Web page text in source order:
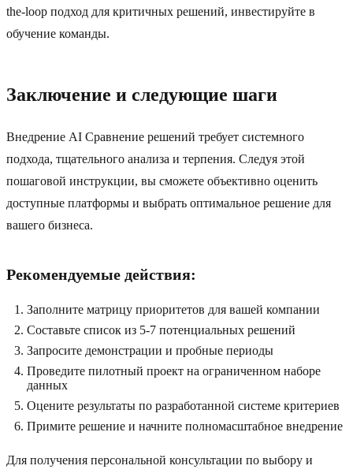
the-loop подход для критичных решений, инвестируйте в
обучение команды.
Заключение и следующие шаги
Внедрение AI Сравнение решений требует системного
подхода, тщательного анализа и терпения. Следуя этой
пошаговой инструкции, вы сможете объективно оценить
доступные платформы и выбрать оптимальное решение для
вашего бизнеса.
Рекомендуемые действия:
Заполните матрицу приоритетов для вашей компании
Составьте список из 5-7 потенциальных решений
Запросите демонстрации и пробные периоды
Проведите пилотный проект на ограниченном наборе
данных
Оцените результаты по разработанной системе критериев
Примите решение и начните полномасштабное внедрение
Для получения персональной консультации по выбору и